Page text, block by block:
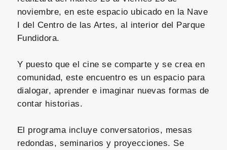
noviembre, en este espacio ubicado en la Nave
I del Centro de las Artes, al interior del Parque
Fundidora.
Y puesto que el cine se comparte y se crea en
comunidad, este encuentro es un espacio para
dialogar, aprender e imaginar nuevas formas de
contar historias.
El programa incluye conversatorios, mesas
redondas, seminarios y proyecciones. Se